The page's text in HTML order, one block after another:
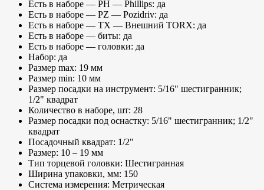
Есть в наборе — PH — Phillips: да
Есть в наборе — PZ — Pozidriv: да
Есть в наборе — TX — Внешний TORX: да
Есть в наборе — биты: да
Есть в наборе — головки: да
Набор: да
Размер max: 19 мм
Размер min: 10 мм
Размер посадки на инструмент: 5/16" шестигранник;
1/2" квадрат
Количество в наборе, шт: 28
Размер посадки под оснастку: 5/16" шестигранник; 1/2"
квадрат
Посадочный квадрат: 1/2"
Размер: 10 – 19 мм
Тип торцевой головки: Шестигранная
Ширина упаковки, мм: 150
Система измерения: Метрическая